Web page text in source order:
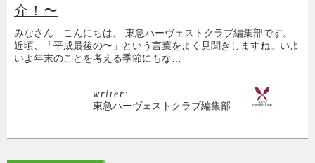
介！〜
みなさん、こんにちは。 東急ハーヴェストクラブ編集部です。
近頃、「平成最後の〜」という言葉をよく見聞きしますね。いよ
いよ年末のことを考える季節にもな…
writer:
東急ハーヴェストクラブ編集部